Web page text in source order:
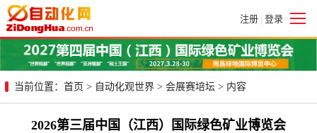
注册 | 登录
当前位置： 首页 > 自动化观世界 > 会展赛培坛 > 内容
2026第三届中国（江西）国际绿色矿业博览会